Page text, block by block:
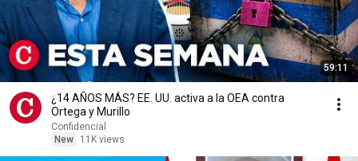
59:11
¿14 AÑOS MÁS? EE. UU. activa a la OEA contra
Ortega y Murillo
Confidencial
New
11K views